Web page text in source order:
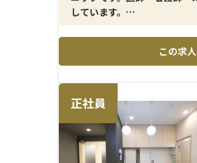
しています。
＜メイン施術＞
患者さまご自身の毛髪を使
然さと満足度を追求し、業界
＜研修制度＞
未経験からでも安心してス
しっかり学べるため、医療
＜待遇＞
この求
正社員